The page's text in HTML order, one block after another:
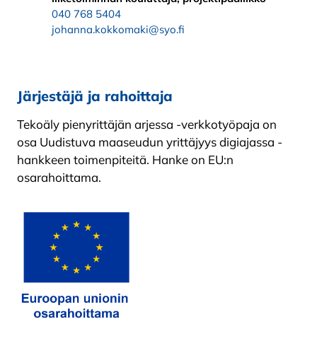
040 768 5404
johanna.kokkomaki@syo.fi
Järjestäjä ja rahoittaja
Tekoäly pienyrittäjän arjessa -verkkotyöpaja on
osa Uudistuva maaseudun yrittäjyys digiajassa -
hankkeen toimenpiteitä. Hanke on EU:n
osarahoittama.